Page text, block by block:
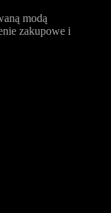
modą
zakupowe i